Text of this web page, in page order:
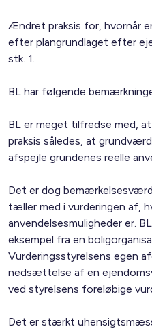
Ændret praksis for, hvornår
efter plangrundlaget efter
stk. 1.
BL har følgende
BL er meget tilfredse med,
praksis således, at
afspejle grundenes reelle
Det er dog
tæller med i vurderingen af,
anvendelsesmuligheder er.
eksempel fra en
Vurderingsstyrelsens egen
nedsættelse af en
ved styrelsens foreløbige
Det er stærkt